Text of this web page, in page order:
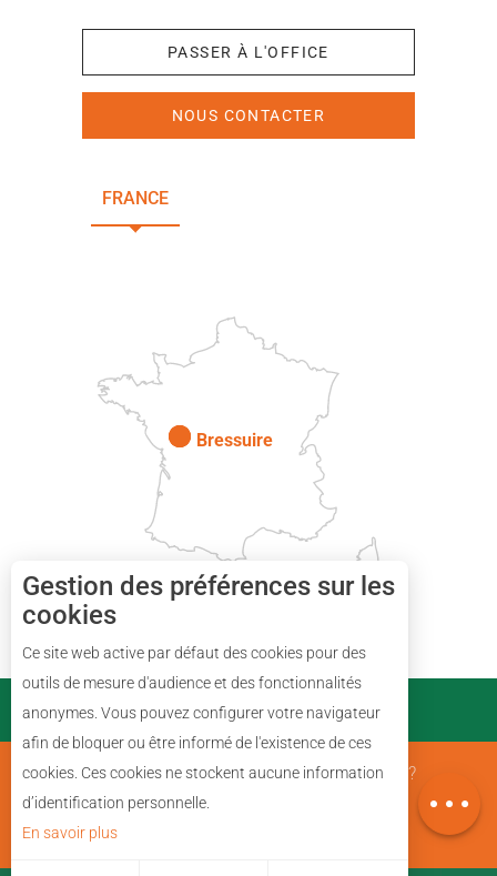
Prestations
Carte
PASSER À L'OFFICE
NOUS CONTACTER
FRANCE
Bressuire
PARTENAIRES
Mentions Légales Qui sommes nous ?
Gestion des préférences sur les
cookies
Ce site web active par défaut des cookies pour des
outils de mesure d'audience et des fonctionnalités
anonymes. Vous pouvez configurer votre navigateur
afin de bloquer ou être informé de l'existence de ces
cookies. Ces cookies ne stockent aucune information
d’identification personnelle.
En savoir plus